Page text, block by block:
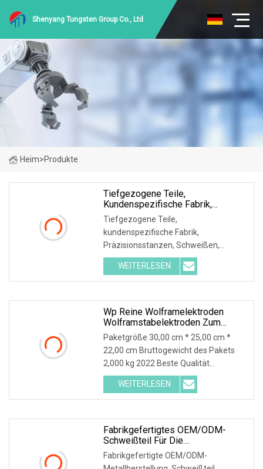
Shenyang Tungsten Group Co., Ltd
Heim>Produkte
Tiefgezogene Teile,
Kundenspezifische Fabrik,
Präzisionsstanzschweißen,
Edelstahl-Aluminium-Schweißteil
Tiefgezogene Teile,
kundenspezifische Fabrik,
Präzisionsstanzen, Schweißen,
Edelstahl, Aluminium, Schweißteil,
Produktanzeige, Schweißen. Vorteile:
1. Argon-Wolfram-
Luft effektiv isolieren,
WEITERLESEN
Wp Reine Wolframelektroden
Wolframstabelektroden Zum
Schweißen Von Aluminium Und
Aluminiumlegierungen
Paketgröße 30,00 cm * 25,00 cm *
22,00 cm Bruttogewicht des Pakets
2,000 kg 2022 Beste Qualität
Wolframelektrodenstäbe mit
schwarzer/geschliffener Oberfläche
und WT20-, WP-, WC20-, WY20-, WL20-
mit Lanthan
WEITERLESEN
Fabrikgefertigtes OEM/ODM-
Schweißteil Für Die
Metallherstellung
Fabrikgefertigte OEM/ODM-